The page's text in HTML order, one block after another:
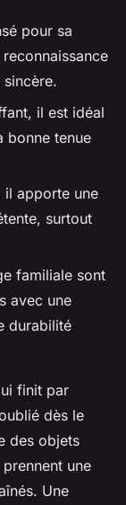
pour sa
sincère.
il est idéal
bonne tenue
il apporte une
surtout
familiale sont
avec une
durabilité
finit par
dès le
des objets
une
Une